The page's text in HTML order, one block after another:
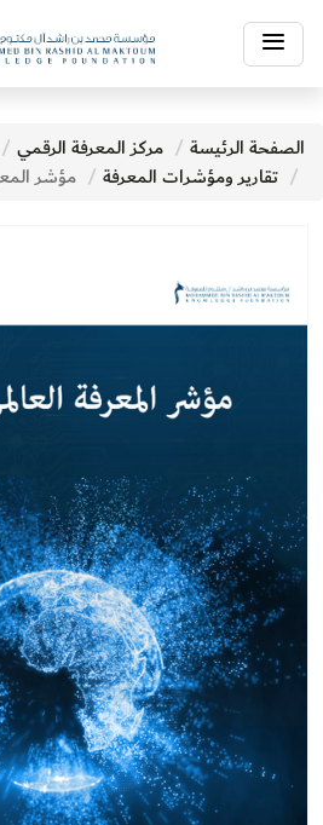
Toggle
navigation
الصفحة الرئيسة مركز المعرفة الرقمي
تقارير ومؤشرات المعرفة
مؤشر